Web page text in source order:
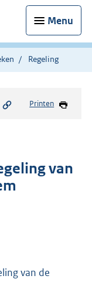
Menu
Regeling
Printen
van
van de